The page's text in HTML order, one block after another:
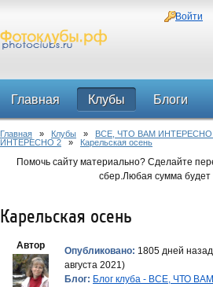
Войти
Главная Клубы Блоги
Форум
Главная » Клубы » ВСЕ, ЧТО ВАМ ИНТЕРЕСНО
ИНТЕРЕСНО 2 » Карельская осень
Помочь сайту материально? Сделайте
сбер.Любая сумма будет
Карельская осень
Автор Опубликовано: 1805 дней
августа 2021)
Блог: Блог клуба - ВСЕ, ЧТО ВАМ